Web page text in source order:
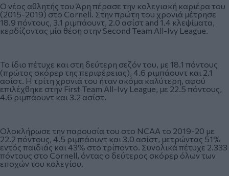
Ο νέος αθλητής του Άρη πέρασε την κολεγιακή καριέρα του
(2015-2019) στο Cornell. Στην πρώτη του χρονιά μέτρησε
18.9 πόντους, 3.1 ριμπάουντ, 2.0 ασίστ and 1.4 κλεψίματα,
κερδίζοντας μία θέση στην Second Team All-Ivy League.
Το ίδιο πέτυχε και στη δεύτερη σεζόν του, με 18.1 πόντους
(πρώτος σκόρερ της περιφέρειας), 4.6 ριμπάουντ και 2.1
ασίστ. Η τρίτη χρονιά του ήταν ακόμα καλύτερη, αφού
επιλέχθηκε στην First Team All-Ivy League, με 22.5 πόντους,
4.6 ριμπάουντ και 3.2 ασίστ.
Ολοκλήρωσε την παρουσία του στο NCAA το 2019-20 με
22.2 πόντους, 4.5 ριμπάουντ και 3.0 ασίστ, μετρώντας 51%
εντός παιδιάς και 43% στο τρίποντο. Συνολικά πέτυχε 2.333
πόντους στο Cornell, όντας ο δεύτερος σκόρερ όλων των
εποχών του κολεγίου.